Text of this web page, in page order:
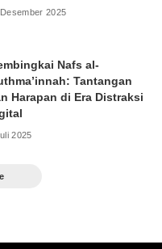
2025
Nafs al-
Tantangan
Harapan di Era Distraksi
2025